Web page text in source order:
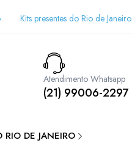
Kits presentes do Rio de Janeiro
Atendimento Whatsapp
(21) 99006-2297
RIO DE JANEIRO